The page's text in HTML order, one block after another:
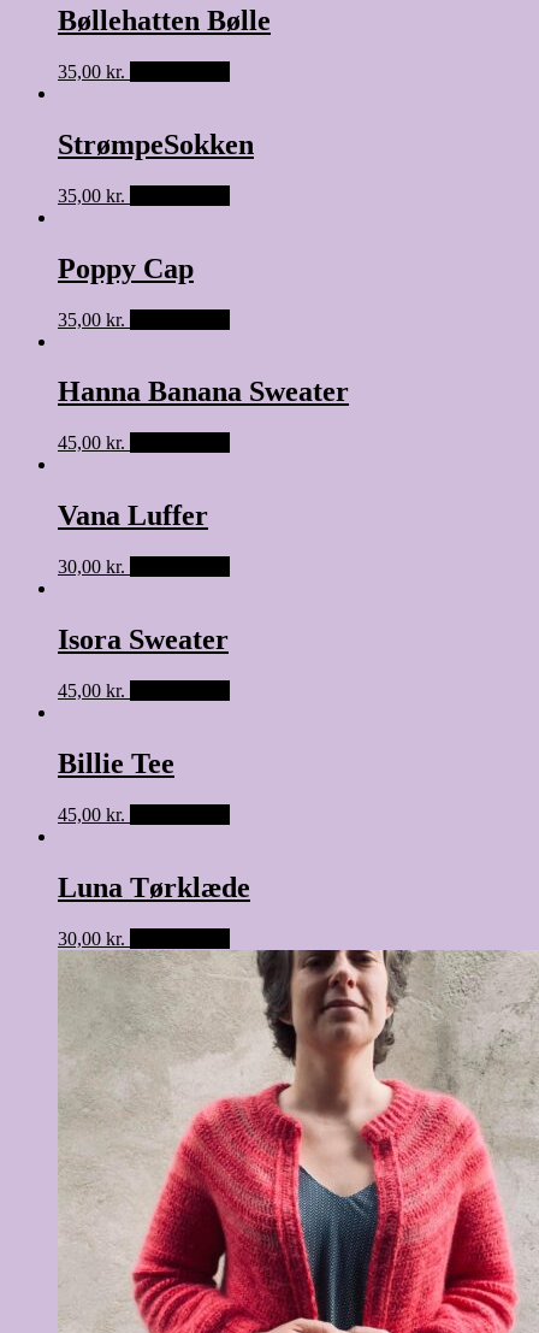
Bøllehatten Bølle
35,00 kr.
StrømpeSokken
35,00 kr.
Poppy Cap
35,00 kr.
Hanna Banana Sweater
45,00 kr.
Vana Luffer
30,00 kr.
Isora Sweater
45,00 kr.
Billie Tee
45,00 kr.
Luna Tørklæde
30,00 kr.